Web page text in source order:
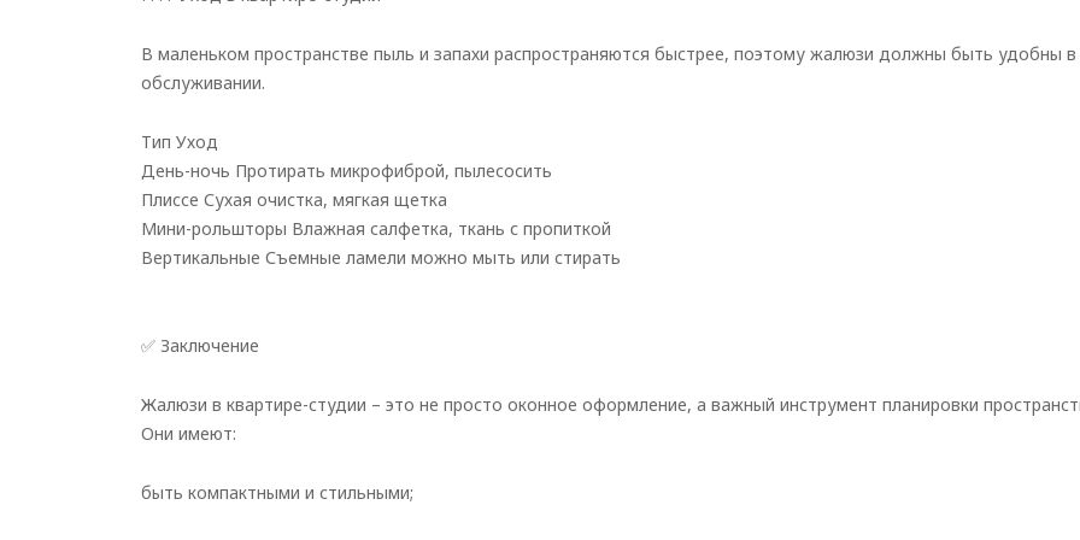
В маленьком пространстве пыль и запахи распространяются быстрее, поэтому жалюзи должны быть удобны в
обслуживании.
Тип Уход
День-ночь Протирать микрофиброй, пылесосить
Плиссе Сухая очистка, мягкая щетка
Мини-рольшторы Влажная салфетка, ткань с пропиткой
Вертикальные Съемные ламели можно мыть или стирать
✅ Заключение
Жалюзи в квартире-студии – это не просто оконное оформление, а важный инструмент планировки
Они имеют:
быть компактными и стильными;